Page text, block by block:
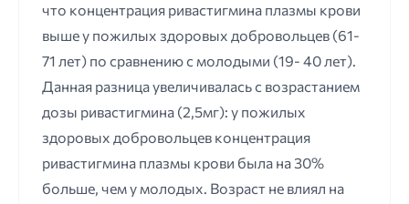
что концентрация ривастигмина плазмы крови
выше у пожилых здоровых добровольцев (61-
71 лет) по сравнению с молодыми (19- 40 лет).
Данная разница увеличивалась с возрастанием
дозы ривастигмина (2,5мг): у пожилых
здоровых добровольцев концентрация
ривастигмина плазмы крови была на 30%
больше, чем у молодых. Возраст не влиял на